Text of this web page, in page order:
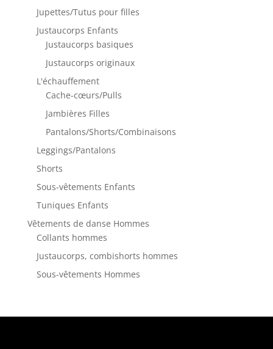
Jupettes/Tutus pour filles
Justaucorps Enfants
Justaucorps basiques
Justaucorps originaux
L'échauffement
Cache-cœurs/Pulls
Jambières Filles
Pantalons/Shorts/Combinaisons
Leggings/Pantalons
Shorts
Sous-vêtements Enfants
Tuniques Enfants
Vêtements de danse Hommes
Collants hommes
Justaucorps, combishorts hommes
Sous-vêtements Hommes